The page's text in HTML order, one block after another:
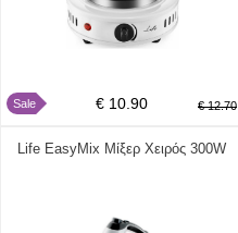
€ 10.90 € 12.70
Sale
Life EasyMix Μίξερ Χειρός 300W